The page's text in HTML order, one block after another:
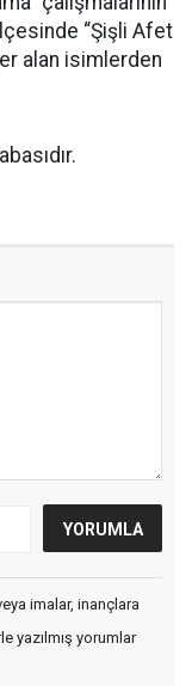
“Şişli Afet
alan isimlerden
imalar, inançlara
yazılmış yorumlar